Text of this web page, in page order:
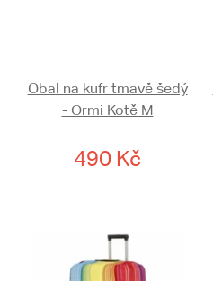
Obal na kufr tmavě šedý
- Ormi Kotě M
490 Kč